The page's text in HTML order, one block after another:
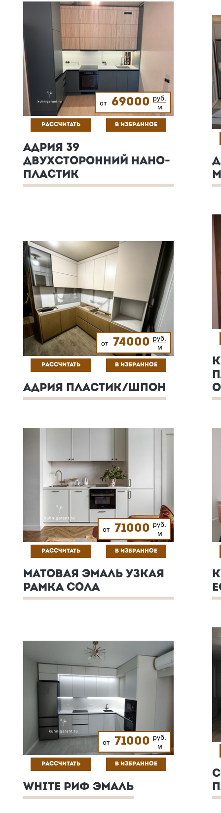
от 69000 руб.
м
РАССЧИТАТЬ В ИЗБРАННОЕ
АДРИЯ 39
ДВУХСТОРОННИЙ НАНО-
ПЛАСТИК
от 74000 руб.
м
РАССЧИТАТЬ В ИЗБРАННОЕ
АДРИЯ ПЛАСТИК/ШПОН
от 71000 руб.
м
РАССЧИТАТЬ В ИЗБРАННОЕ
МАТОВАЯ ЭМАЛЬ УЗКАЯ
РАМКА СОЛА
от 71000 руб.
м
РАССЧИТАТЬ В ИЗБРАННОЕ
WHITE РИФ ЭМАЛЬ